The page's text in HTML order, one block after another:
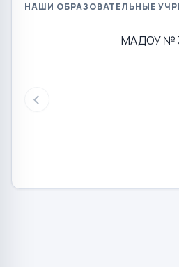
НАШИ ОБРАЗОВАТЕЛЬНЫЕ
МАДОУ №